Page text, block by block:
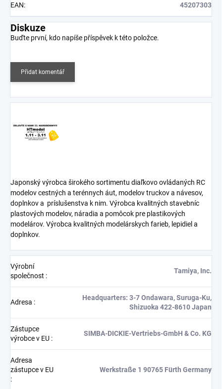
EAN: 45207303
Diskuze
Buďte první, kdo napíše příspěvek k této položce.
Přidat komentář
Japonský výrobca širokého sortimentu diaľkovo ovládaných RC
modelov cestných a terénnych áut, modelov truckov a návesov,
doplnkov a príslušenstva k nim. Výrobca kvalitných stavebníc
plastových modelov, náradia a pomôcok pre plastikových
modelárov. Výrobca kvalitných modelárskych farieb, lepidiel a
doplnkov.
Výrobní
společnost :
Tamiya, Inc.
Adresa :
Headquarters: 3-7 Ondawara, Suruga-Ku,
Shizuoka 422-8610 Japan
Zástupce
výrobce v EU :
SIMBA-DICKIE-Vertriebs-GmbH & Co. KG
Adresa
zástupce v EU
:
Werkstraße 1 90765 Fürth Germany